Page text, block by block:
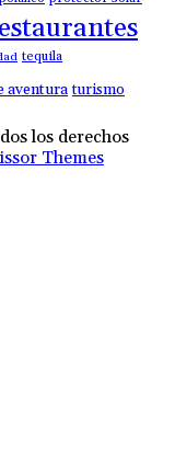
tequila
aventura turismo
los derechos
Themes